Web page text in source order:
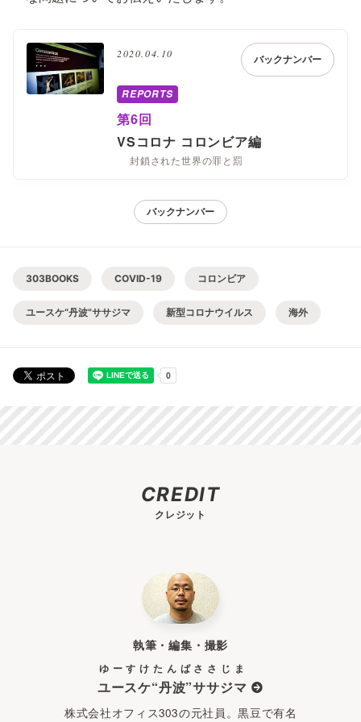
2020.04.10 バックナンバー
REPORTS
第6回
VSコロナ コロンビア編
封鎖された世界の罪と罰
バックナンバー
303BOOKS COVID-19 コロンビア
ユースケ“丹波”ササジマ 新型コロナウイルス 海外
CREDIT
クレジット
執筆・編集・撮影
ユースケ“丹波”ササジマ
ゆーすけたんばささじま
株式会社オフィス303の元社員。黒豆で有名